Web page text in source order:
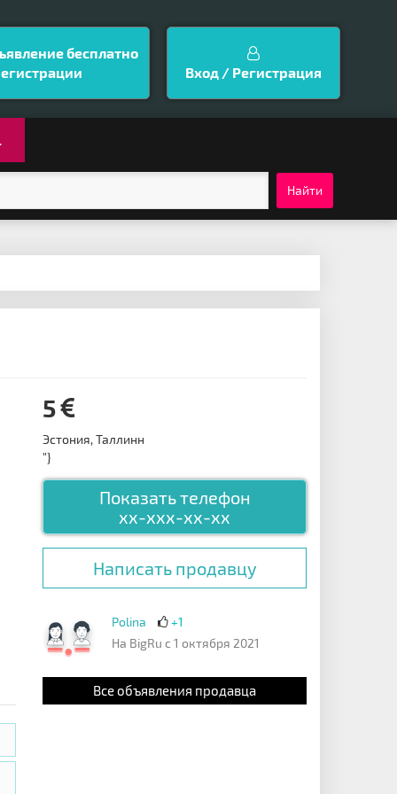
бесплатно
Вход / Регистрация
Найти
5
Эстония, Таллинн
"}
Показать телефон
xx-xxx-xx-xx
Написать продавцу
Polina
+1
На BigRu с 1 октября 2021
Все объявления продавца